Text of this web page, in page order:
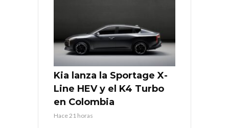
Kia lanza la Sportage X-
Line HEV y el K4 Turbo
en Colombia
Hace 21 horas